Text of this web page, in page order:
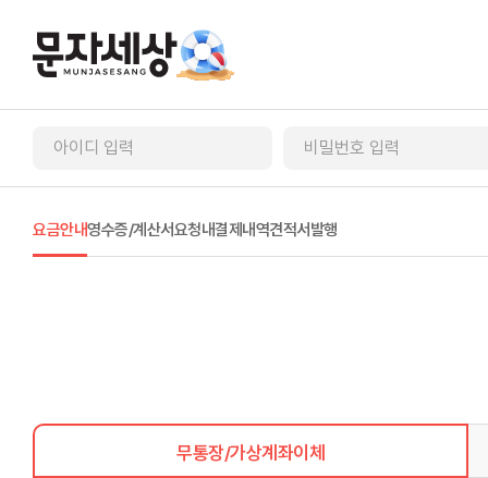
요금안내영수증/계산서요청내결제내역견적서발행
무통장/가상계좌이체